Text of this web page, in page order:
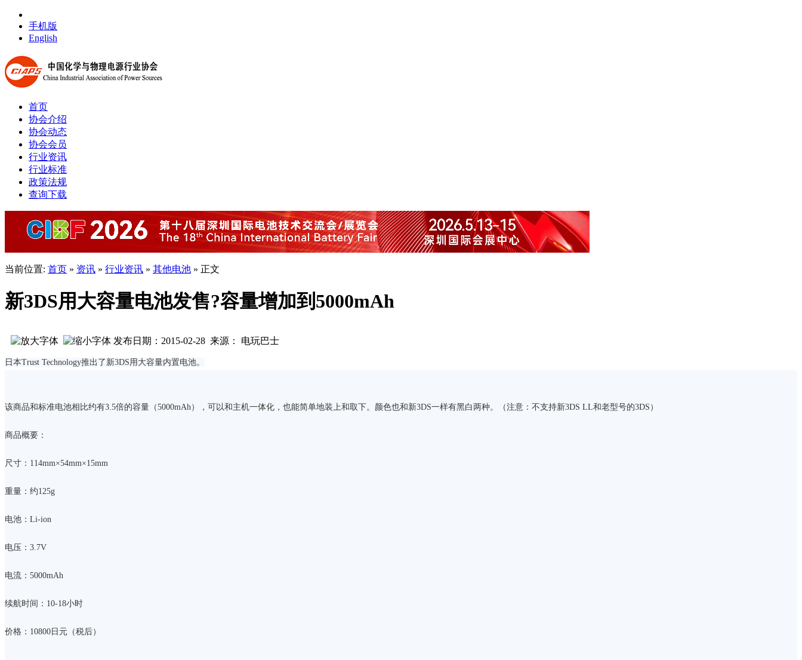
手机版
English
首页
协会介绍
协会动态
协会会员
行业资讯
行业标准
政策法规
查询下载
当前位置: 首页 » 资讯 » 行业资讯 » 其他电池 » 正文
新3DS用大容量电池发售?容量增加到5000mAh
发布日期：2015-02-28 来源： 电玩巴士
日本Trust Technology推出了新3DS用大容量内置电池。
该商品和标准电池相比约有3.5倍的容量（5000mAh），可以和主机一体化，也能简单地装上和取下。颜色也和新3DS一样有黑白两种。（注意：不支持新3DS LL和老型号的3DS）
商品概要：
尺寸：114mm×54mm×15mm
重量：约125g
电池：Li-ion
电压：3.7V
电流：5000mAh
续航时间：10-18小时
价格：10800日元（税后）